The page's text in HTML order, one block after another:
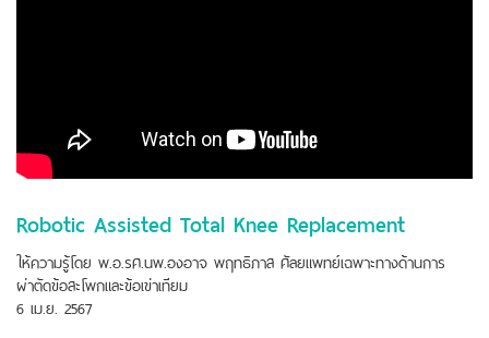
Robotic Assisted Total Knee Replacement
ให้ความรู้โดย พ.อ.รศ.นพ.องอาจ พฤทธิภาส ศัลยแพทย์เฉพาะทางด้านการ
ผ่าตัดข้อสะโพกและข้อเข่าเทียม
6 เม.ย. 2567